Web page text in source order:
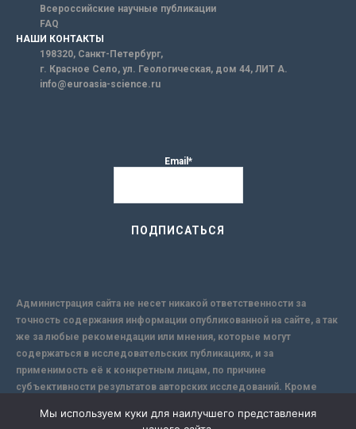
Всероссийские научные публикации
FAQ
НАШИ КОНТАКТЫ
198320, Санкт-Петербург,
г. Красное Село, ул. Геологическая, дом 44, ЛИТ А.
info@euroasia-science.ru
Email*
Администрация сайта не несет никакой ответственности за
точность содержания информации опубликованной на сайте, а так
же за любые рекомендации или мнения, которые могут
содержаться в исследовательских публикациях, и за
применимость её к конкретным лицам, по причине
субъективности результатов авторских исследований. Кроме
надежной защиты информации, Сайт не несет ответственности за
Мы используем куки для наилучшего представления